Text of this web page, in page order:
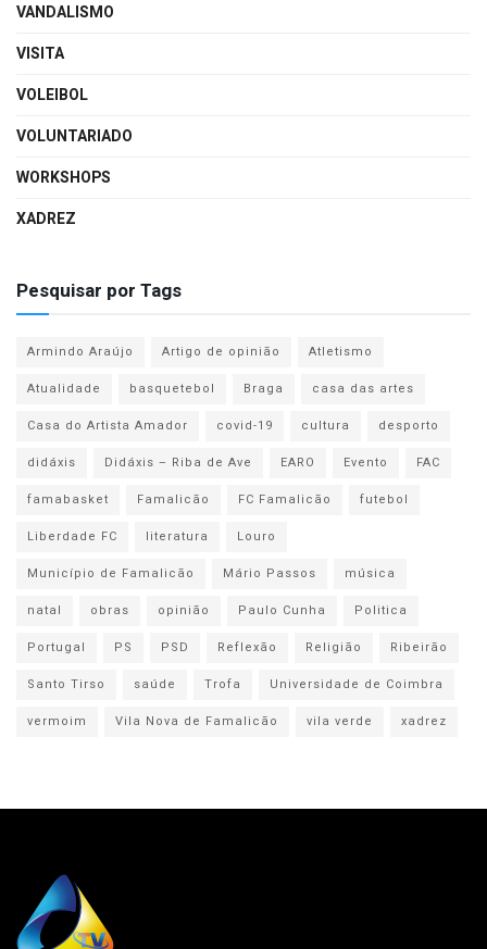
VANDALISMO
VISITA
VOLEIBOL
VOLUNTARIADO
WORKSHOPS
XADREZ
Pesquisar por Tags
Armindo Araújo Artigo de opinião
Atletismo
Atualidade
basquetebol Braga
casa das artes
Casa do Artista Amador
covid-19 cultura
desporto
didáxis
Didáxis – Riba de Ave EARO Evento
FAC
famabasket
Famalicão FC Famalicão
futebol
Liberdade FC
literatura
Louro
Município de Famalicão
Mário Passos
música
natal
obras opinião Paulo Cunha
Politica
Portugal
PS PSD Reflexão Religião
Ribeirão
Santo Tirso
saúde Trofa
Universidade de Coimbra
vermoim
Vila Nova de Famalicão vila verde xadrez